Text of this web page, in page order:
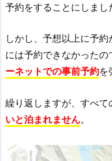
予約をすることにしまし
しかし、予想以上に予
には予約できなかった
ーネットでの事前予約を
繰り返しますが、すべ
いと泊まれません。